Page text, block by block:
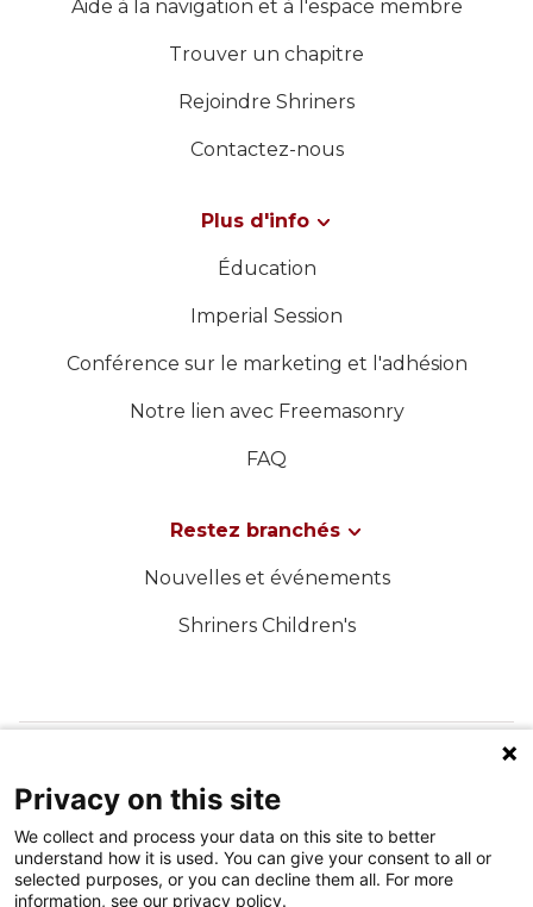
Aide à la navigation et à l'espace membre
Trouver un chapitre
Rejoindre Shriners
Contactez-nous
Plus d'info
Éducation
Imperial Session
Conférence sur le marketing et l'adhésion
Notre lien avec Freemasonry
FAQ
Restez branchés
Nouvelles et événements
Shriners Children's
Privacy on this site
We collect and process your data on this site to better
understand how it is used. You can give your consent to all or
selected purposes, or you can decline them all. For more
information, see our privacy policy.